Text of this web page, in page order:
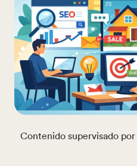
Contenido supervisado por